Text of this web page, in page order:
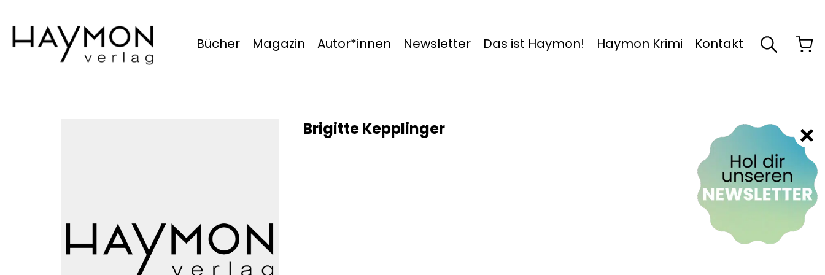
Bücher Magazin Autor*innen Newsletter Das ist Haymon! Haymon Krimi Kontakt
Brigitte Kepplinger